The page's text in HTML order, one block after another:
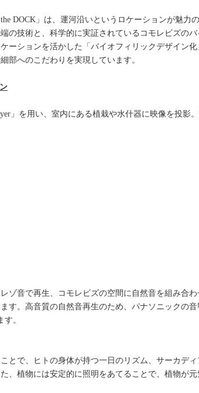
DOCK」は、運河沿いというロケーションが魅力
の技術と、科学的に実証されているコモレビズの
ーションを活かした「バイオフィリックデザイン
部へのこだわりを実現しています。
」を用い、室内にある植栽や水什器に映像を投影
ゾ音で再生、コモレビズの空間に自然音を組み合
す。高音質の自然音再生のため、パナソニックの
。
とで、ヒトの身体が持つ一日のリズム、サーカデ
、植物には安定的に照明をあてることで、植物が